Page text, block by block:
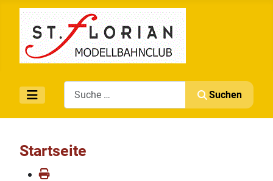
Search
Suchen
Startseite